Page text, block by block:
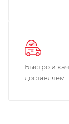
Быстро и
доставляем